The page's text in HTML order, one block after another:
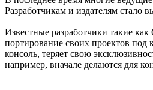
Разработчикам и издателям стало
Известные разработчики такие
портирование своих проектов под
консоль, теряет свою
например, вначале делаются для